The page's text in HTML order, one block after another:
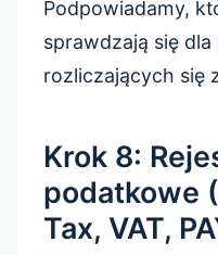
Podpowiadamy,
sprawdzają się
rozliczających się
Krok 8:
podatkowe
Tax, VAT,